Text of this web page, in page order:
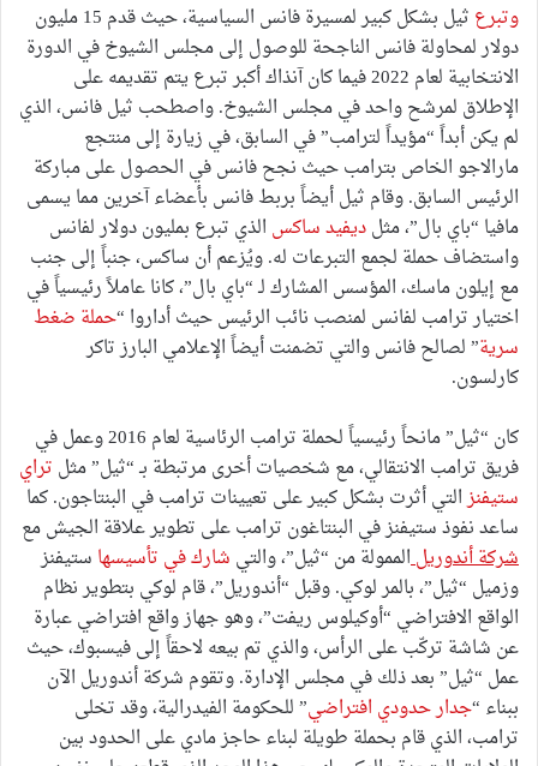
وتبرع
ثيل بشكل كبير لمسيرة فانس السياسية، حيث قدم 15 مليون
دولار لمحاولة فانس الناجحة للوصول إلى مجلس الشيوخ في الدورة
الانتخابية لعام 2022 فيما كان آنذاك أكبر تبرع يتم تقديمه على
الإطلاق لمرشح واحد في مجلس الشيوخ. واصطحب ثيل فانس، الذي
لم يكن أبداً “مؤيداً لترامب” في السابق، في زيارة إلى منتجع
مارالاجو الخاص بترامب حيث نجح فانس في الحصول على مباركة
الرئيس السابق. وقام ثيل أيضاً بربط فانس بأعضاء آخرين مما يسمى
مافيا “باي بال”، مثلديفيد ساكس الذي تبرع بمليون دولار لفانس
واستضاف حملة لجمع التبرعات له. ويُزعم أن ساكس، جنباً إلى جنب
مع إيلون ماسك، المؤسس المشارك لـ “باي بال”، كانا عاملاً رئيسياً في
اختيار ترامب لفانس لمنصب نائب الرئيس حيث أداروا “حملة ضغط
سرية” لصالح فانس والتي تضمنت أيضاً الإعلامي البارز تاكر
كارلسون.
كان “ثيل” مانحاً رئيسياً لحملة ترامب الرئاسية لعام 2016 وعمل في
فريق ترامب الانتقالي، مع شخصيات أخرى مرتبطة بـ “ثيل” مثل تراي
ستيفنزالتي أثرت بشكل كبير على تعيينات ترامب في البنتاجون. كما
ساعد نفوذ ستيفنز في البنتاغون ترامب على تطوير علاقة الجيش مع
شركة أندوريلالممولة من “ثيل”، والتي شارك في تأسيسها ستيفنز
وزميل “ثيل”، بالمر لوكي. وقبل “أندوريل”، قام لوكي بتطوير نظام
الواقع الافتراضي “أوكيلوس ريفت”، وهو جهاز واقع افتراضي عبارة
عن شاشة تركّب على الرأس، والذي تم بيعه لاحقاً إلى فيسبوك، حيث
عمل “ثيل” بعد ذلك في مجلس الإدارة. وتقوم شركة أندوريل الآن
ببناء “جدار حدودي افتراضي” للحكومة الفيدرالية، وقد تخلى
ترامب، الذي قام بحملة طويلة لبناء حاجز مادي على الحدود بين